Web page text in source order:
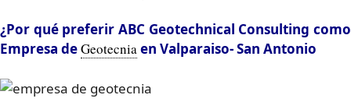
¿Por qué preferir ABC Geotechnical Consulting como
Empresa deGeotecniaen Valparaiso- San Antonio